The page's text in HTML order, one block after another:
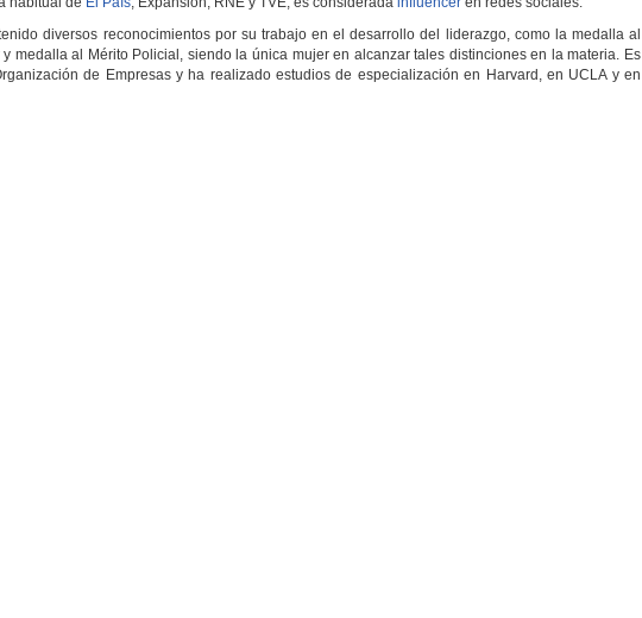
diversos reconocimientos por su trabajo en el desarrollo del liderazgo, como la medalla al
y medalla al Mérito Policial, siendo la única mujer en alcanzar tales distinciones en la materia. Es
de Empresas y ha realizado estudios de especialización en Harvard, en UCLA y en